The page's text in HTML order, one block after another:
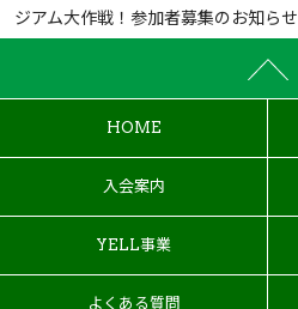
ジアム大作戦！参加者募集のお知らせ
HOME
入会案内
YELL事業
よくある質問